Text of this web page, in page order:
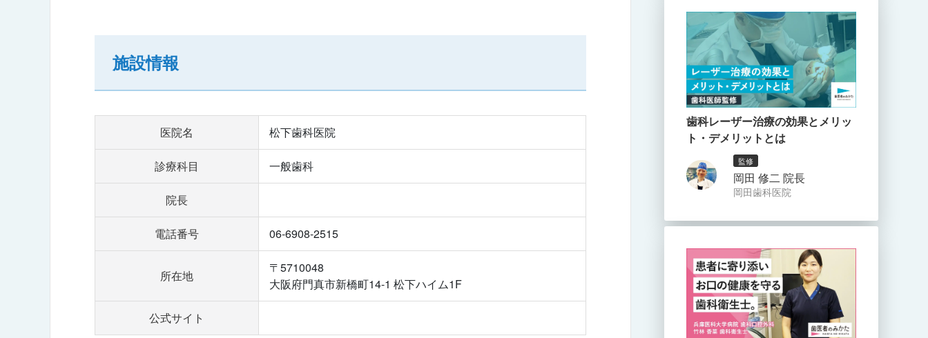
施設情報
医院名 松下歯科医院
診療科目 一般歯科
院長
電話番号 06-6908-2515
所在地
〒5710048
大阪府門真市新橋町14-1 松下ハイム1F
公式サイト
歯科レーザー治療の効果とメリッ
ト・デメリットとは
監修
岡田 修二 院長
岡田歯科医院